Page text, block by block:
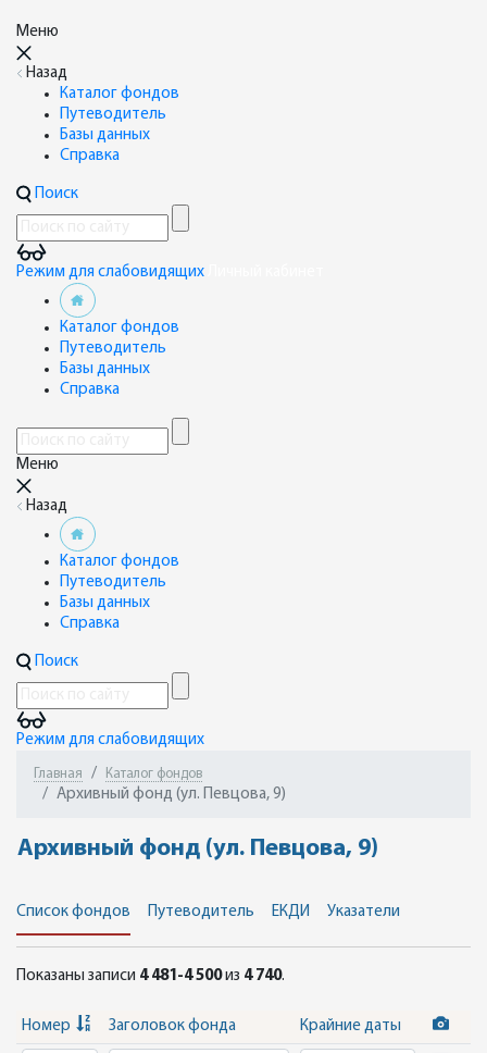
Меню
Назад
Каталог фондов
Путеводитель
Базы данных
Справка
Поиск
Режим для слабовидящих
Каталог фондов
Путеводитель
Базы данных
Справка
Меню
Назад
Каталог фондов
Путеводитель
Базы данных
Справка
Поиск
Режим для слабовидящих
Главная Каталог фондов
Архивный фонд (ул. Певцова, 9)
Архивный фонд (ул. Певцова, 9)
Список фондов Путеводитель ЕКДИ Указатели
Показаны записи 4 481-4 500из 4 740.
Номер Заголовок фонда Крайние даты